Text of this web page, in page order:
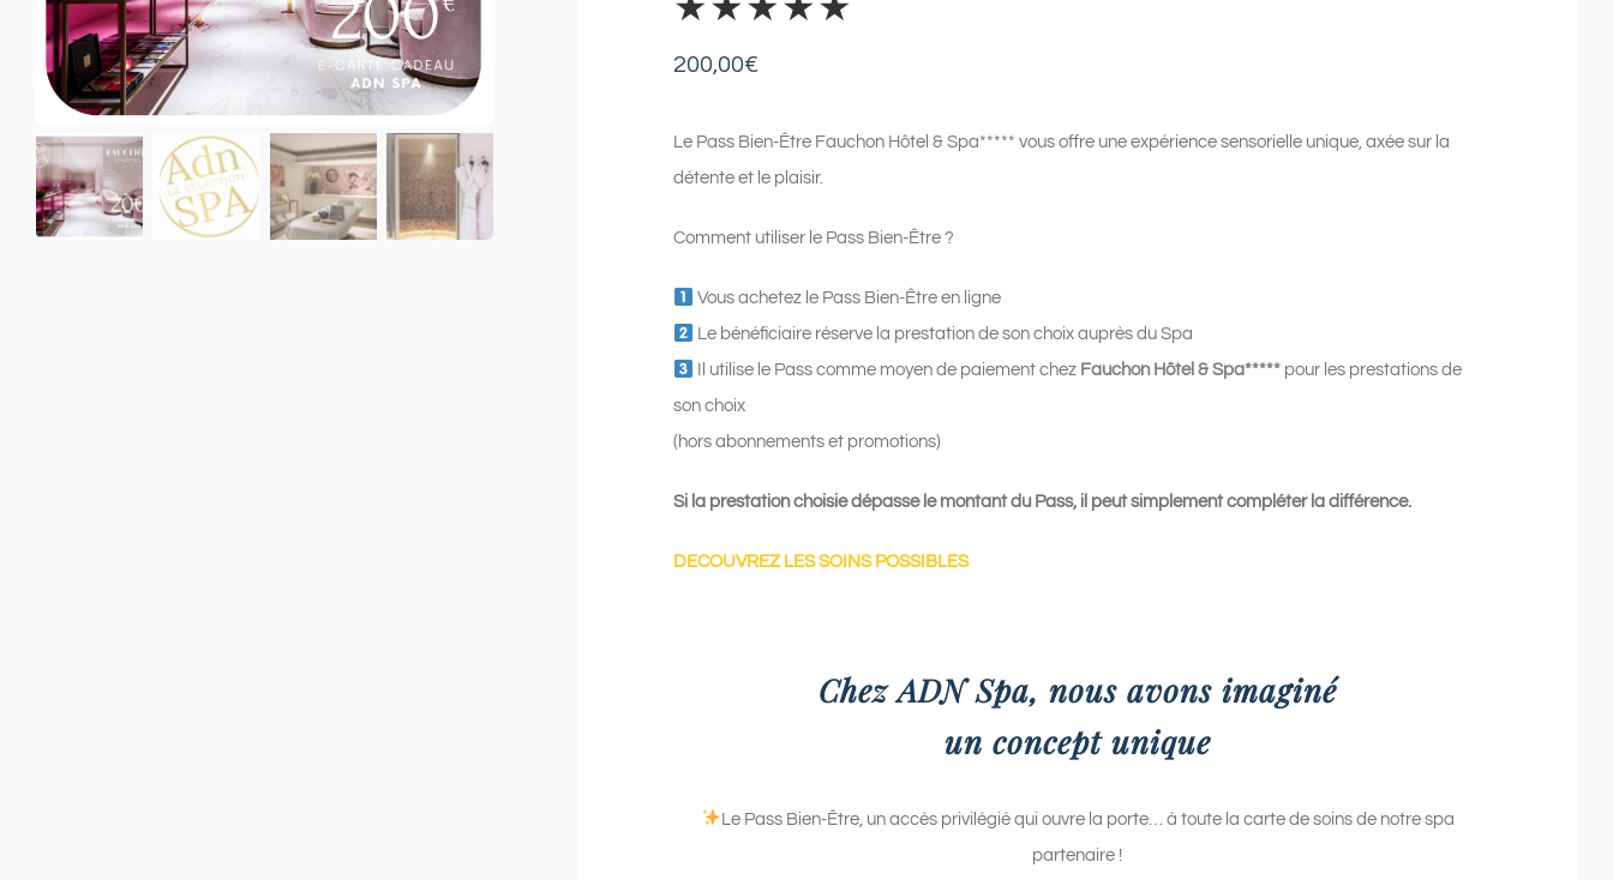
200,00€
Le Pass Bien-Être Fauchon Hôtel & Spa***** vous offre une expérience sensorielle unique, axée sur la
détente et le plaisir.
Comment utiliser le Pass Bien-Être ?
Vous achetez le Pass Bien-Être en ligne
Le bénéficiaire réserve la prestation de son choix auprès du Spa
Il utilise le Pass comme moyen de paiement chez Fauchon Hôtel & Spa***** pour les prestations de
son choix
(hors abonnements et promotions)
Si la prestation choisie dépasse le montant du Pass, il peut simplement compléter la différence.
DECOUVREZ LES SOINS POSSIBLES
Chez ADN Spa, nous avons imaginé
un concept unique
Le Pass Bien-Être, un accès privilégié qui ouvre la porte… à toute la carte de soins de notre spa
partenaire !